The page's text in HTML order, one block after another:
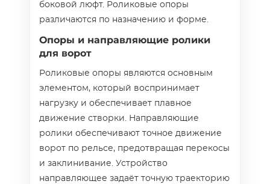
боковой люфт. Роликовые опоры
различаются по назначению и форме.
Опоры и направляющие ролики
для ворот
Роликовые опоры являются основным
элементом, который воспринимает
нагрузку и обеспечивает плавное
движение створки. Направляющие
ролики обеспечивают точное движение
ворот по рельсе, предотвращая перекосы
и заклинивание. Устройство
направляющее задаёт точную траекторию